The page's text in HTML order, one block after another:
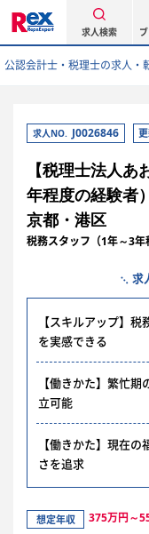
求人検索
公認会計士・税理士の求人・
求人NO. J0026846
【税理士法人
年程度の経験者
京都・港区
税務スタッフ（1年～3年
求
【スキルアップ】
を実感できる
【働きかた】繁忙
立可能
【働きかた】現在
さを追求
想定年収 375万円～